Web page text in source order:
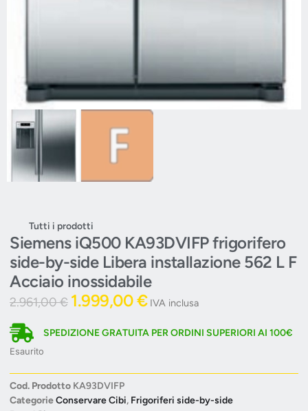
Tutti i prodotti
Siemens iQ500 KA93DVIFP frigorifero
side-by-side Libera installazione 562 L F
Acciaio inossidabile
2.961,00€ 1.999,00€ IVA inclusa
SPEDIZIONE GRATUITA PER ORDINI SUPERIORI AI 100€
Esaurito
Cod. Prodotto KA93DVIFP
CategorieConservare Cibi, Frigoriferi side-by-side